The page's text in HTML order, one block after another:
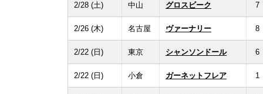
2/28 (土) 中山 グロスビーク 7
2/26 (木) 名古屋 ヴァーナリー 8
2/22 (日) 東京 シャンソンドール 6
2/22 (日) 小倉 ガーネットフレア 1